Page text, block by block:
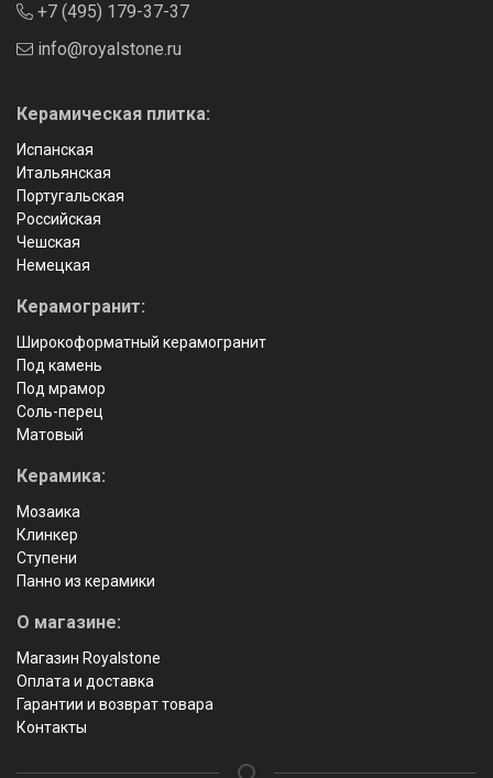
+7 (495) 179-37-37
info@royalstone.ru
Керамическая плитка:
Испанская
Итальянская
Португальская
Российская
Чешская
Немецкая
Керамогранит:
Широкоформатный керамогранит
Под камень
Под мрамор
Соль-перец
Матовый
Керамика:
Мозаика
Клинкер
Ступени
Панно из керамики
О магазине:
Магазин Royalstone
Оплата и доставка
Гарантии и возврат товара
Контакты